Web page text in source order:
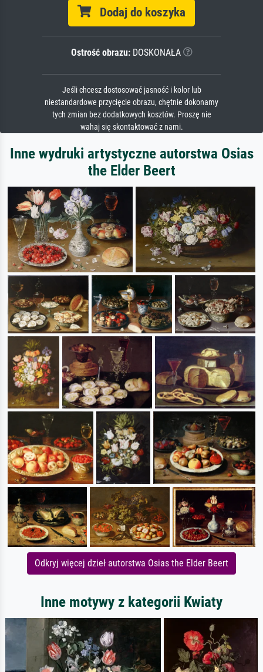
Dodaj do koszyka
Ostrość obrazu:DOSKONAŁA
Jeśli chcesz dostosować jasność i kolor lub
niestandardowe przycięcie obrazu, chętnie dokonamy
tych zmian bez dodatkowych kosztów. Proszę nie
wahaj się skontaktować z nami.
Inne wydruki artystyczne autorstwa Osias
the Elder Beert
Odkryj więcej dzieł autorstwa Osias the Elder Beert
Inne motywy z kategorii Kwiaty